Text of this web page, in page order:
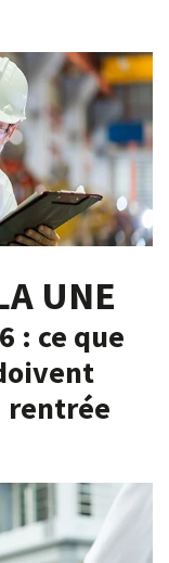
UNE
: ce que
rentrée